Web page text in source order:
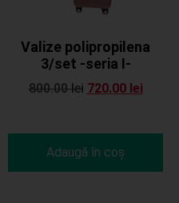
Valize polipropilena
3/set -seria I-
800.00lei 720.00 lei
Adaugă în coș